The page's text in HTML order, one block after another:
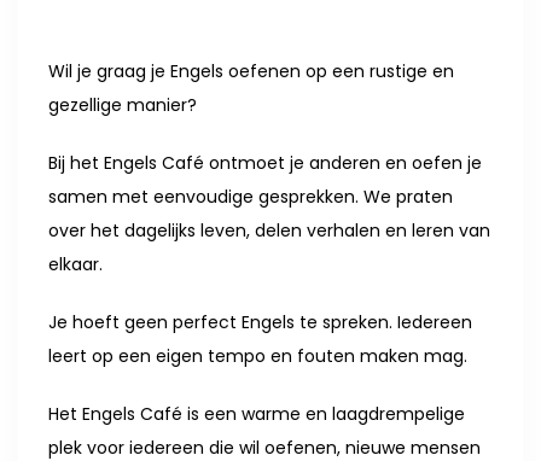
Wil je graag je Engels oefenen op een rustige en
gezellige manier?
Bij het Engels Café ontmoet je anderen en oefen je
samen met eenvoudige gesprekken. We praten
over het dagelijks leven, delen verhalen en leren van
elkaar.
Je hoeft geen perfect Engels te spreken. Iedereen
leert op een eigen tempo en fouten maken mag.
Het Engels Café is een warme en laagdrempelige
plek voor iedereen die wil oefenen, nieuwe mensen